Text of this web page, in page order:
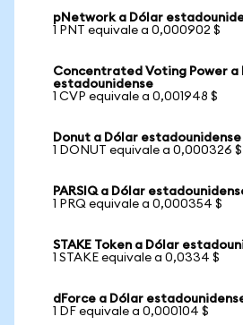
pNetwork a Dólar
1 PNT equivale a 0,000902 $
Concentrated Voting Power a
estadounidense
1 CVP equivale a 0,001948 $
Donut a Dólar estadounidense
1 DONUT equivale a 0,000326 $
PARSIQ a Dólar
1 PRQ equivale a 0,000354 $
STAKE Token a Dólar
1 STAKE equivale a 0,0334 $
dForce a Dólar
1 DF equivale a 0,000104 $